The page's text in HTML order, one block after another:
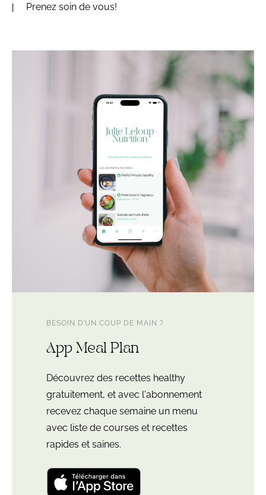
Prenez soin de vous!
BESOIN D’UN COUP DE MAIN ?
App Meal Plan
Découvrez des recettes healthy
gratuitement, et avec l'abonnement
recevez chaque semaine un menu
avec liste de courses et recettes
rapides et saines.